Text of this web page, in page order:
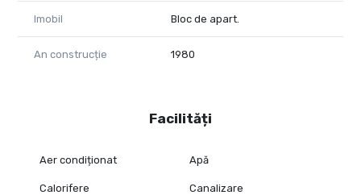
Imobil Bloc de apart.
An construcție 1980
Facilități
Aer condiționat Apă
Calorifere Canalizare